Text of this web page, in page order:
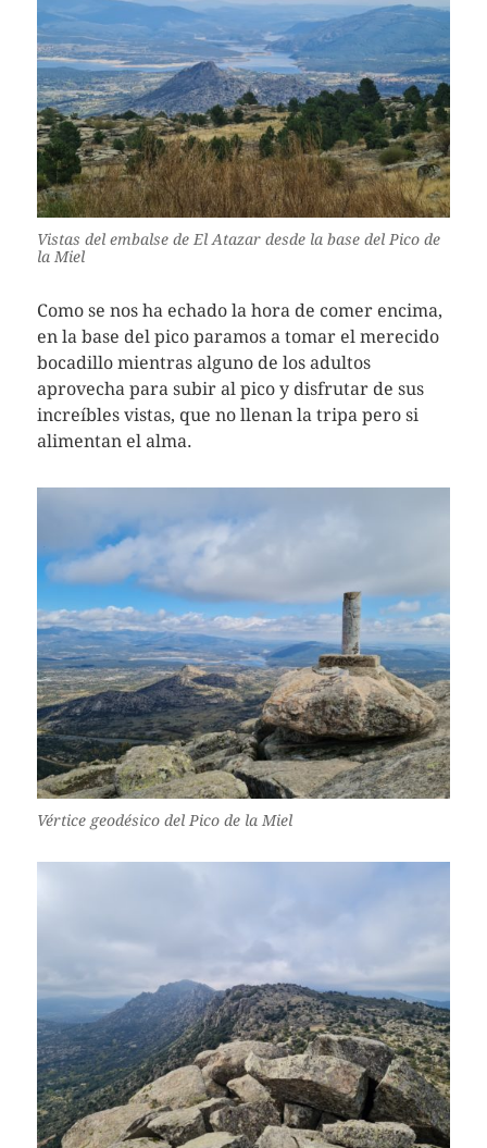
Vistas del embalse de El Atazar desde la base del Pico de
la Miel
Como se nos ha echado la hora de comer encima,
en la base del pico paramos a tomar el merecido
bocadillo mientras alguno de los adultos
aprovecha para subir al pico y disfrutar de sus
increíbles vistas, que no llenan la tripa pero si
alimentan el alma.
Vértice geodésico del Pico de la Miel